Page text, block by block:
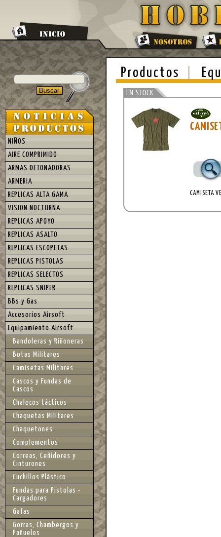
Productos
CAMISETA
NIÑOS
AIRE COMPRIMIDO
ARMAS DETONADORAS
ARMERIA
REPLICAS ALTA GAMA
VISION NOCTURNA
REPLICAS APOYO
REPLICAS ASALTO
REPLICAS ESCOPETAS
REPLICAS PISTOLAS
REPLICAS SELECTOS
REPLICAS SNIPER
BBs y Gas
Accesorios Airsoft
Equipamiento Airsoft
Bandoleras y Riñoneras
Botas Militares
Camisetas Militares
Cascos y Fundas de
Cascos
Chalecos tácticos
Chaquetas Militares
Chaquetones
Complementos
Correas, Ceñidores y
Cinturones
Cuchillos Plástico
Fundas para Pistolas -
Cargadores
Gafas
Gorras, Chambergos y
Pañuelos